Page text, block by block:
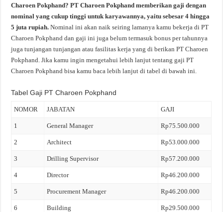
Charoen Pokphand? PT Charoen Pokphand memberikan gaji dengan
nominal yang cukup tinggi untuk karyawannya, yaitu sebesar 4 hingga
5 juta rupiah.Nominal ini akan naik seiring lamanya kamu bekerja di PT
Charoen Pokphand dan gaji ini juga belum termasuk bonus per tahunnya
juga tunjangan tunjangan atau fasilitas kerja yang di berikan PT Charoen
Pokphand. Jika kamu ingin mengetahui lebih lanjut tentang gaji PT
Charoen Pokphand bisa kamu baca lebih lanjut di tabel di bawah ini.
Tabel Gaji PT Charoen Pokphand
NOMOR JABATAN GAJI
1 General Manager Rp75.500.000
2 Architect Rp53.000.000
3 Drilling Supervisor Rp57.200.000
4 Director Rp46.200.000
5 Procurement Manager Rp46.200.000
6 Building Rp29.500.000